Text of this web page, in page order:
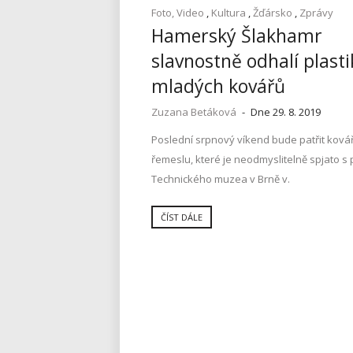
Foto, Video , Kultura ,Žďársko , Zprávy
Hamerský Šlakhamr
slavnostně odhalí
mladých kovářů
Zuzana Betáková - Dne 29. 8. 2019
Poslední srpnový víkend bude patřit
řemeslu, které je neodmyslitelně spjato s
Technického muzea v Brně v.
ČÍST DÁLE